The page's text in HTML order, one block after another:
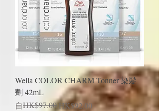
Wella COLOR CHARM Tonner 染髮
劑 42mL
自
一般價格
HK$97.00 HK$92.00
促銷價格